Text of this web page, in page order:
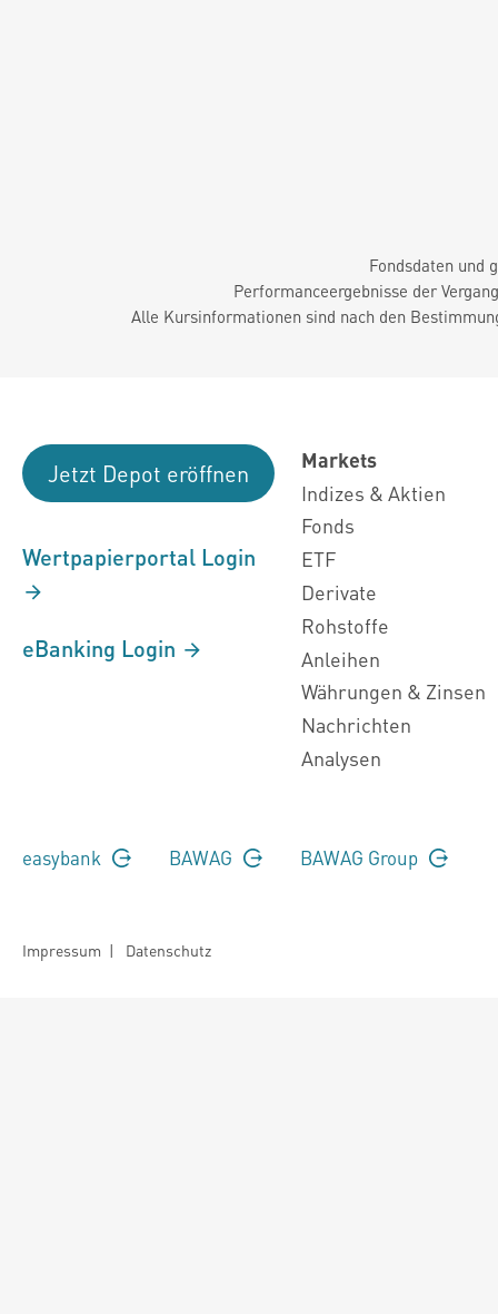
Fondsdaten und
Performanceergebnisse der
Alle Kursinformationen sind nach den
Jetzt Depot eröffnen
Wertpapierportal Login
eBanking Login
Markets
Indizes & Aktien
Fonds
ETF
Derivate
Rohstoffe
Anleihen
Währungen & Zinsen
Nachrichten
Analysen
easybank BAWAG BAWAG Group
Impressum | Datenschutz